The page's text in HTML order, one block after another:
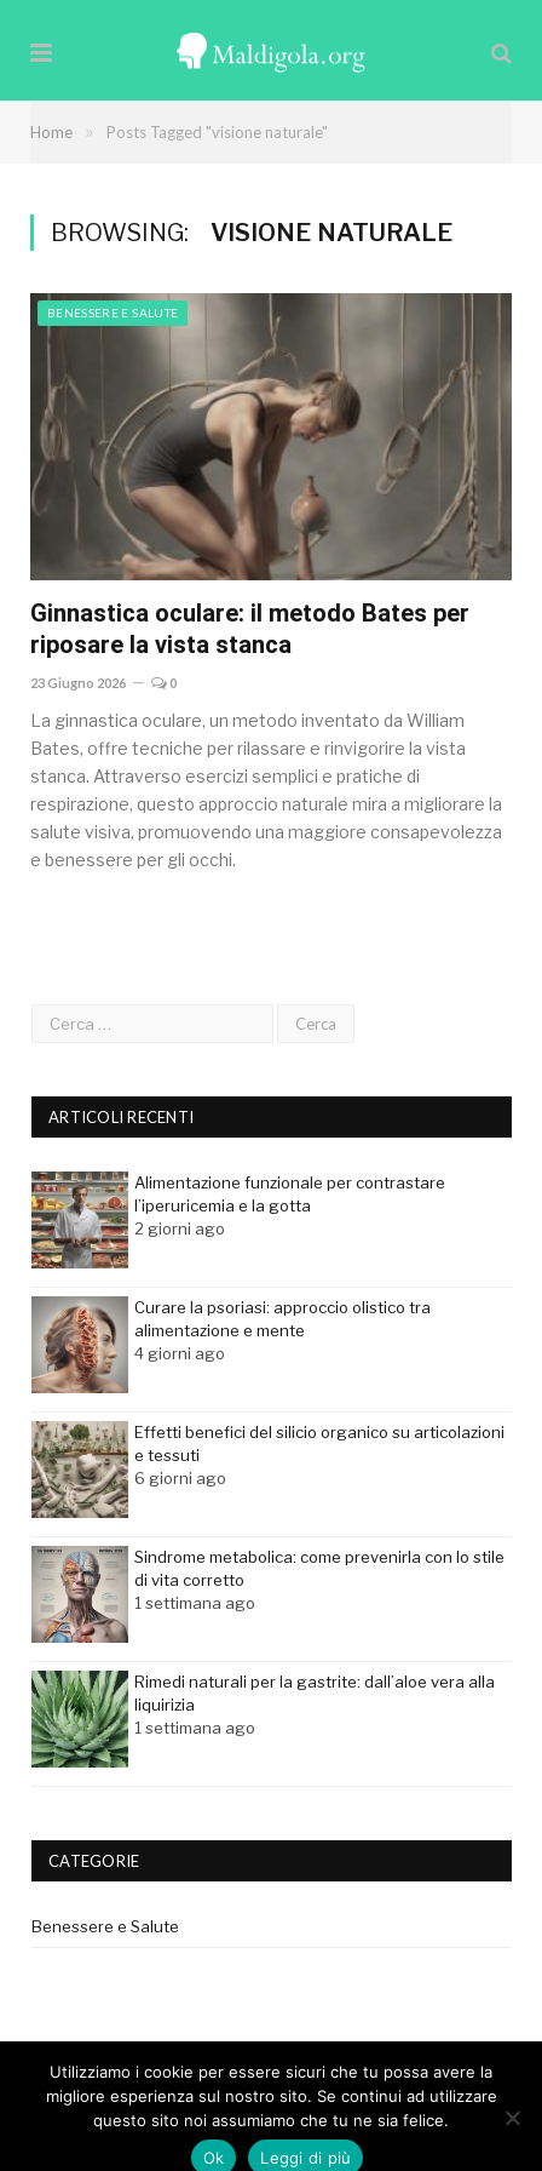
Home » Posts Tagged "visione naturale"
BROWSING: VISIONE NATURALE
BENESSERE E SALUTE
Ginnastica oculare: il metodo Bates per
riposare la vista stanca
23 Giugno 2026 0
La ginnastica oculare, un metodo inventato da William
Bates, offre tecniche per rilassare e rinvigorire la vista
stanca. Attraverso esercizi semplici e pratiche di
respirazione, questo approccio naturale mira a migliorare la
salute visiva, promuovendo una maggiore consapevolezza
e benessere per gli occhi.
ARTICOLI RECENTI
Alimentazione funzionale per contrastare
l’iperuricemia e la gotta
2 giorni ago
Curare la psoriasi: approccio olistico tra
alimentazione e mente
4 giorni ago
Effetti benefici del silicio organico su articolazioni
e tessuti
6 giorni ago
Sindrome metabolica: come prevenirla con lo stile
di vita corretto
1 settimana ago
Rimedi naturali per la gastrite: dall’aloe vera alla
liquirizia
1 settimana ago
CATEGORIE
Benessere e Salute
© 2017 - Tutti i diritti riservati. |Privacy Policy
| Cookie Policy
Utilizziamo i cookie per essere sicuri che tu possa avere la
migliore esperienza sul nostro sito. Se continui ad utilizzare
questo sito noi assumiamo che tu ne sia felice.
Ok
Leggi di più